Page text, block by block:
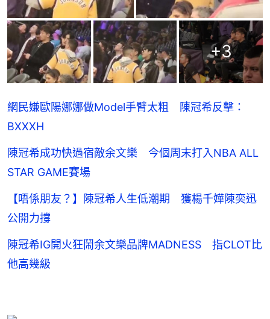
+3
網民嫌歐陽娜娜做Model手臂太粗 陳冠希反擊：
BXXXH
陳冠希成功快過宿敵余文樂 今個周末打入NBA ALL
STAR GAME賽場
【唔係朋友？】陳冠希人生低潮期 獲楊千嬅陳奕迅
公開力撐
陳冠希IG開火狂鬧余文樂品牌MADNESS 指CLOT比
他高幾級